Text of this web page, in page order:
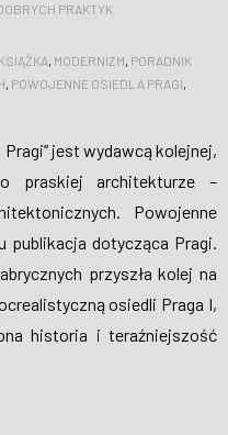
PRAKTYK
KSIĄŻKA, MODERNIZM, PORADNIK
, POWOJENNE OSIEDLA PRAGI,
jest wydawcą kolejnej,
praskiej architekturze –
Powojenne
publikacja dotycząca Pragi.
przyszła kolej na
osiedli Praga I,
historia i teraźniejszość